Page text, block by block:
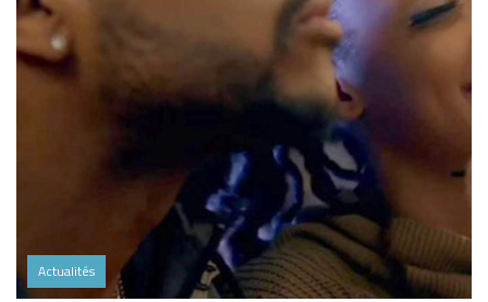
Actualités